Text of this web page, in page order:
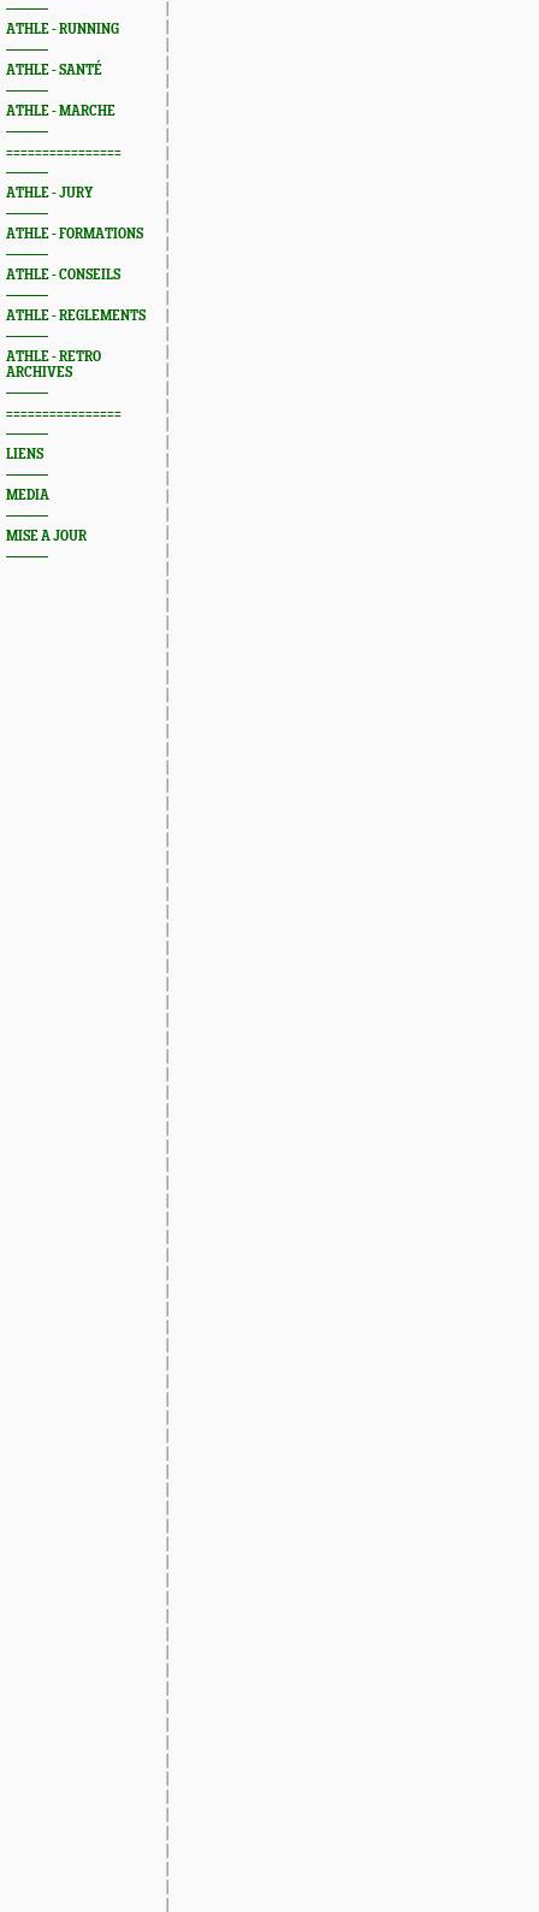
ATHLE - RUNNING
ATHLE - SANTÉ
ATHLE - MARCHE
================
ATHLE - JURY
ATHLE - FORMATIONS
ATHLE - CONSEILS
ATHLE - REGLEMENTS
ATHLE - RETRO
ARCHIVES
================
LIENS
MEDIA
MISE A JOUR